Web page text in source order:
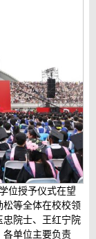
位授予仪式在望
等全体在校校领
忠院士、王红宁院
各单位主要负责